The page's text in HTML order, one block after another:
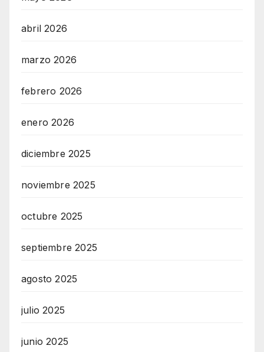
abril 2026
marzo 2026
febrero 2026
enero 2026
diciembre 2025
noviembre 2025
octubre 2025
septiembre 2025
agosto 2025
julio 2025
junio 2025